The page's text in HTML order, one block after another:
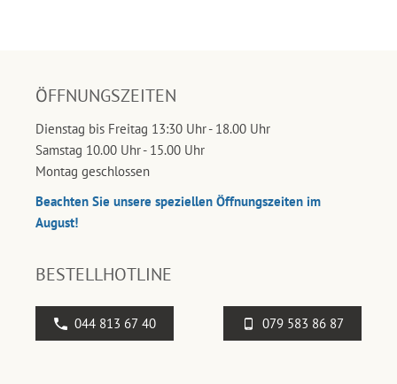
ÖFFNUNGSZEITEN
Dienstag bis Freitag 13:30 Uhr - 18.00 Uhr
Samstag 10.00 Uhr - 15.00 Uhr
Montag geschlossen
Beachten Sie unsere speziellen Öffnungszeiten im
August!
BESTELLHOTLINE
044 813 67 40 079 583 86 87